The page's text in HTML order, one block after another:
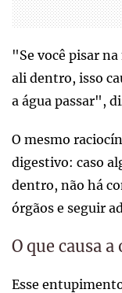
"Se você pisar
ali dentro, isso
a água passar",
O mesmo
digestivo: caso
dentro, não há
órgãos e seguir
O que causa
Esse